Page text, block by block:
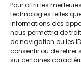
Pour offrir les
technologies telles
informations des
nous permettra de
de navigation ou les
consentir ou de
sur certaines